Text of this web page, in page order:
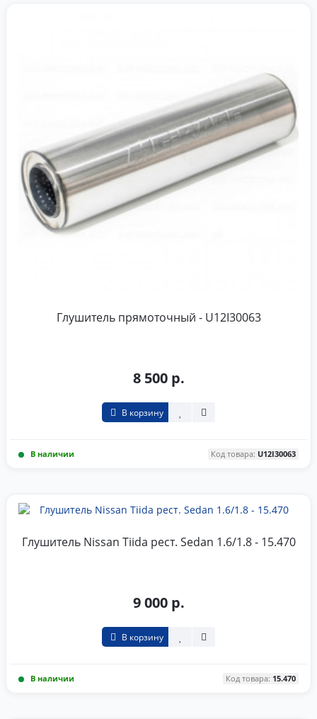
Глушитель прямоточный - U12I30063
8 500 р.
В корзину
В наличии Код товара: U12I30063
Глушитель Nissan Tiida рест. Sedan 1.6/1.8 - 15.470
9 000 р.
В корзину
В наличии Код товара: 15.470